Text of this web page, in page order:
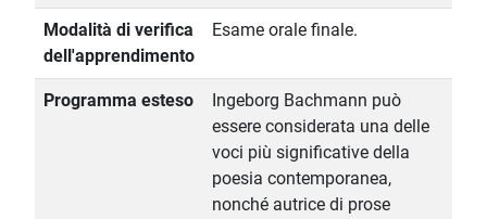
Modalità di verifica
dell'apprendimento
Esame orale finale.
Programma esteso
Ingeborg Bachmann può
essere considerata una delle
voci più significative della
poesia contemporanea,
nonché autrice di prose